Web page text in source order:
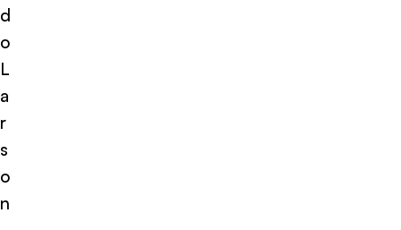
d
o
L
a
r
s
o
n